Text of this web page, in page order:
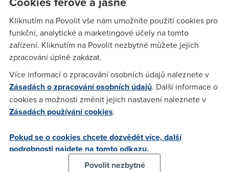
pekel, a že uvidí sličného anděla, jsem udělal tu největší
hloupost a koupil si slevový voucher na tuto službu na
jednom českém slevovém portálu.
mar(11.12.2011 13:38:23)
Supeeer :D Děkuji..
peka(13.12.2011 09:07:06)
tomu článku snad nemůže věřit ani malé dítě.
Kliknutím na Povolit vše nám umožníte použití cookies pro
funkční, analytické a marketingové účely na tomto
zařízení. Kliknutím na Povolit nezbytné můžete jejich
zpracování úplně zakázat.
Více informací o zpracování osobních údajů naleznete v
Zásadách o zpracování osobních údajů. Další informace o
cookies a možnosti změnit jejich nastavení naleznete v
Zásadách používání cookies.
Pokud se o cookies chcete dozvědět více, další
podrobnosti najdete na tomto odkazu.
Povolit nezbytné